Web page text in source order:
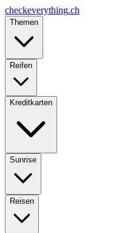
checkeverything.ch
Themen
Reifen
Kreditkarten
Sunrise
Reisen